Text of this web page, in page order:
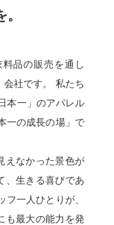
凛
制度
採用
辺施設のご案内
greeting
Information
business
brand products
致辞及介绍
司概要
业理念
业
品牌产品
品の販売を通し
社です。
私たち
本一」のアパレル
一の成長の場」で
えなかった景色が
、生きる喜びであ
フ一人ひとりが、
も最大の能力を発